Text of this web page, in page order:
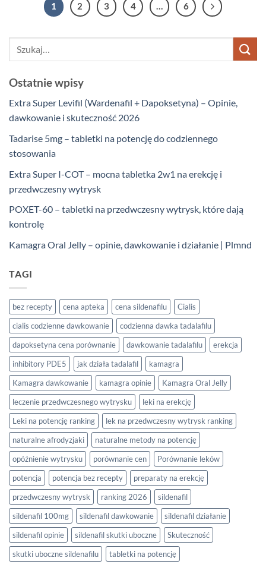
1 2 3 4 … 6
Ostatnie wpisy
Extra Super Levifil (Wardenafil + Dapoksetyna) – Opinie,
dawkowanie i skuteczność 2026
Tadarise 5mg – tabletki na potencję do codziennego
stosowania
Extra Super I-COT – mocna tabletka 2w1 na erekcję i
przedwczesny wytrysk
POXET-60 – tabletki na przedwczesny wytrysk, które dają
kontrolę
Kamagra Oral Jelly – opinie, dawkowanie i działanie | Plmnd
TAGI
bez recepty cena apteka cena sildenafilu
Cialis
cialis codzienne dawkowanie
codzienna dawka tadalafilu
dapoksetyna cena porównanie
dawkowanie tadalafilu
erekcja
inhibitory PDE5
jak działa tadalafil
kamagra
Kamagra dawkowanie
kamagra opinie
Kamagra Oral Jelly
leczenie przedwczesnego wytrysku
leki na erekcję
Leki na potencję ranking
lek na przedwczesny wytrysk ranking
naturalne afrodyzjaki
naturalne metody na potencję
opóźnienie wytrysku
porównanie cen
Porównanie leków
potencja
potencja bez recepty
preparaty na erekcję
przedwczesny wytrysk
ranking 2026
sildenafil
sildenafil 100mg
sildenafil dawkowanie
sildenafil działanie
sildenafil opinie
sildenafil skutki uboczne
Skuteczność
skutki uboczne sildenafilu
tabletki na potencję